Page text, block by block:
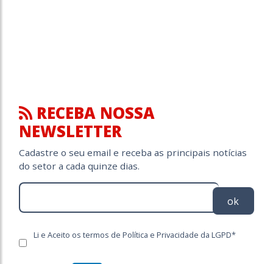
RECEBA NOSSA
NEWSLETTER
Cadastre o seu email e receba as principais notícias
do setor a cada quinze dias.
ok
Li e Aceito os termos de Política e Privacidade da LGPD*